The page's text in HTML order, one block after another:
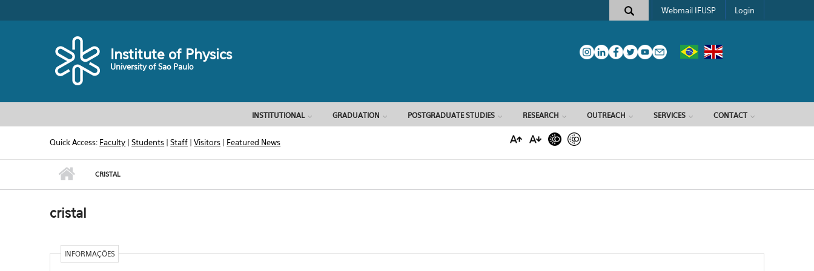
Search form
Webmail IFUSP Login
Institute of Physics
University of Sao Paulo
INSTITUTIONAL GRADUATION POSTGRADUATE STUDIES RESEARCH OUTREACH SERVICES CONTACT
Quick Access: Faculty |Students |Staff |Visitors | Featured News
CRISTAL
cristal
INFORMAÇÕES